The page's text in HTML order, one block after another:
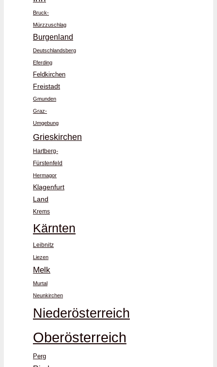
Bruck-
Mürzzuschlag
Burgenland
Deutschlandsberg
Eferding
Feldkirchen
Freistadt
Gmunden
Graz-
Umgebung
Grieskirchen
Hartberg-
Fürstenfeld
Hermagor
Klagenfurt
Land
Krems
Kärnten
Leibnitz
Liezen
Melk
Murtal
Neunkirchen
Niederösterreich
Oberösterreich
Perg